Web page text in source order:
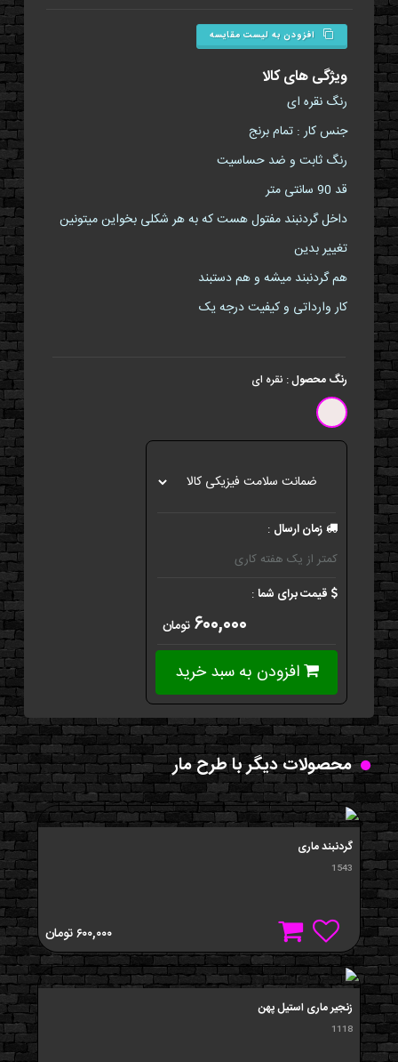
افزودن به لیست مقایسه
ویژگی های کالا
رنگ نقره ای
جنس کار : تمام برنج
رنگ ثابت و ضد حساسیت
قد 90 سانتی متر
داخل گردنبند مفتول هست که به هر شکلی بخواین میتونین
تغییر بدین
هم گردنبند میشه و هم دستبند
کار وارداتی و کیفیت درجه یک
رنگ محصول: نقره ای
زمان ارسال :
کمتر از یک هفته کاری
قیمت برای شما:
۶۰۰,۰۰۰ تومان
افزودن به سبد خرید
محصولات دیگر با طرح مار
گردنبند ماری
1543
۶۰۰,۰۰۰تومان
زنجیر ماری استیل پهن
1118